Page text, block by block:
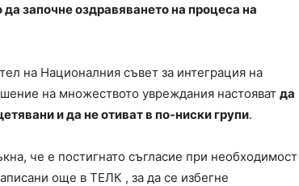
започне оздравяването на процеса на
на Националния съвет за интеграция на
на множеството увреждания настояват да
и да не отиват в по-ниски групи.
че е постигнато съгласие при необходимост
още в ТЕЛК , за да се избегне